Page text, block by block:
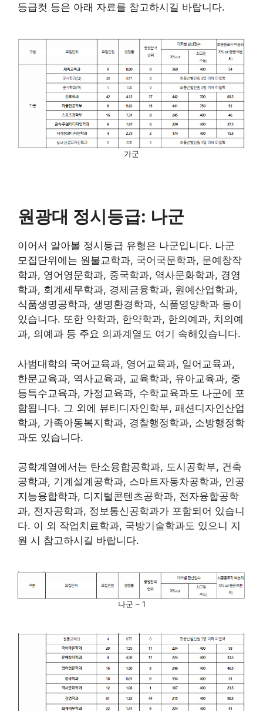
등급컷 등은 아래 자료를 참고하시길 바랍니다.
가군
원광대 정시등급: 나군
이어서 알아볼 정시등급 유형은 나군입니다. 나군
모집단위에는 원불교학과, 국어국문학과, 문예창작
학과, 영어영문학과, 중국학과, 역사문화학과, 경영
학과, 회계세무학과, 경제금융학과, 원예산업학과,
식품생명공학과, 생명환경학과, 식품영양학과 등이
있습니다. 또한 약학과, 한약학과, 한의예과, 치의예
과, 의예과 등 주요 의과계열도 여기 속해있습니다.
사범대학의 국어교육과, 영어교육과, 일어교육과,
한문교육과, 역사교육과, 교육학과, 유아교육과, 중
등특수교육과, 가정교육과, 수학교육과도 나군에 포
함됩니다. 그 외에 뷰티디자인학부, 패션디자인산업
학과, 가족아동복지학과, 경찰행정학과, 소방행정학
과도 있습니다.
공학계열에서는 탄소융합공학과, 도시공학부, 건축
공학과, 기계설계공학과, 스마트자동차공학과, 인공
지능융합학과, 디지털콘텐츠공학과, 전자융합공학
과, 전자공학과, 정보통신공학과가 포함되어 있습니
다. 이 외 작업치료학과, 국방기술학과도 있으니 지
원 시 참고하시길 바랍니다.
나군 – 1